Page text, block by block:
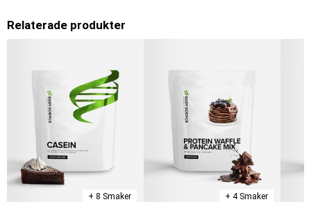
Relaterade produkter
+ 8 Smaker + 4 Smaker